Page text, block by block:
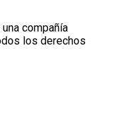
compañía
los derechos